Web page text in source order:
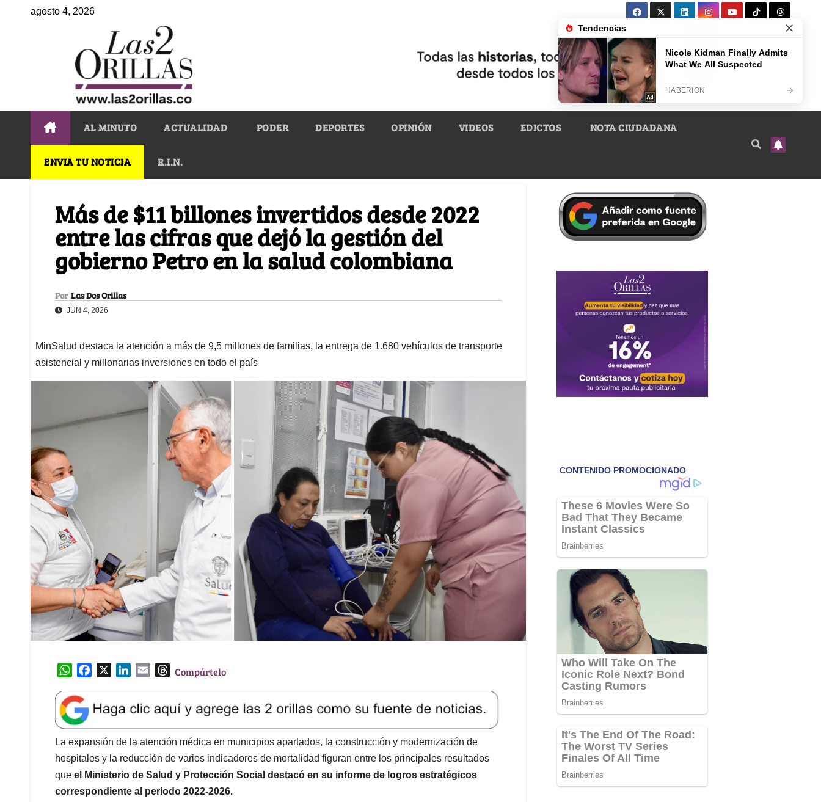
agosto 4, 2026
AL MINUTO ACTUALIDAD PODER DEPORTES OPINIÓN VIDEOS EDICTOS NOTA CIUDADANA
ENVIA TU NOTICIA R.I.N.
Más de $11 billones invertidos desde 2022
entre las cifras que dejó la gestión del
gobierno Petro en la salud colombiana
Por Las Dos Orillas
JUN 4, 2026
MinSalud destaca la atención a más de 9,5 millones de familias, la entrega de 1.680 vehículos de transporte
asistencial y millonarias inversiones en todo el país
W
a
t
s
A
p
p
e
b
o
o
k
k
e
d
I
n
l
T
e
a
d
s
Compártelo
La expansión de la atención médica en municipios apartados, la construcción y modernización de
hospitales y la reducción de varios indicadores de mortalidad figuran entre los principales resultados
que el Ministerio de Salud y Protección Social destacó en su informe de logros estratégicos
correspondiente al periodo 2022-2026.